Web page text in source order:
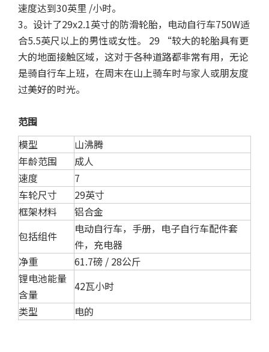
速度达到30英里 /小时。
3。设计了29x2.1英寸的防滑轮胎，电动自行车750W适
合5.5英尺以上的男性或女性。 29 “较大的轮胎具有更
大的地面接触区域，这对于各种道路都非常有用，无论
是骑自行车上班，在周末在山上骑车时与家人或朋友度
过美好的时光。
范围
模型
山沸腾
年龄范围
成人
速度
7
车轮尺寸
29英寸
框架材料
铝合金
包括组件
电动自行车，手册，电子自行车配件套
件，充电器
净重
61.7磅 / 28公斤
锂电池能量
含量
42瓦小时
类型
电的